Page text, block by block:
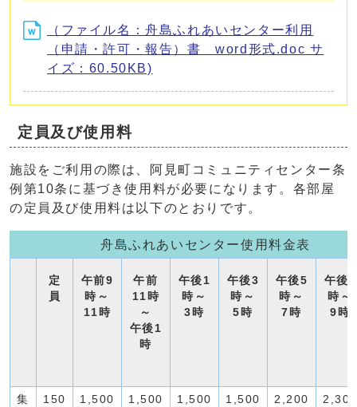
（ファイル名：舟島ふれあいセンター利用
（申請・許可・報告）書 word形式.doc サ
イズ：60.50KB)
定員及び使用料
施設をご利用の際は、阿見町コミュニティセンター条
例第10条に基づき使用料が必要になります。各部屋
の定員及び使用料は以下のとおりです。
舟島ふれあいセンター使用料金表
定
員
午前9
時～
11時
午前
11時
～
午後1
時
午後1
時～
3時
午後3
時～
5時
午後5
時～
7時
午後7
時～
9時
集
150
1,500
1,500
1,500
1,500
2,200
2,300